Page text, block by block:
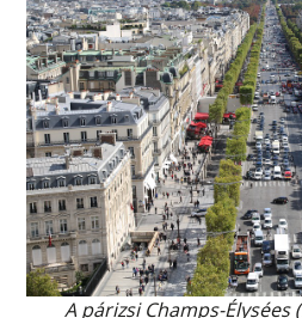
A párizsi Champs-Élysées